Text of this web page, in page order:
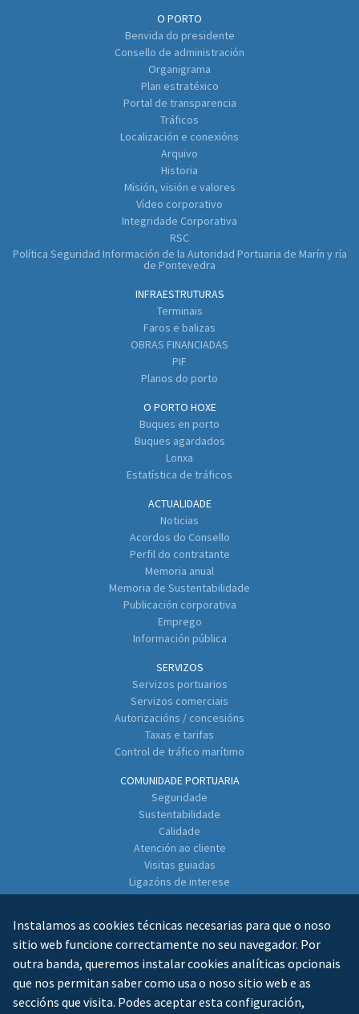
Instalamos as cookies técnicas necesarias para que o noso
sitio web funcione correctamente no seu navegador. Por
outra banda, queremos instalar cookies analíticas opcionais
que nos permitan saber como usa o noso sitio web e as
seccións que visita. Podes aceptar esta configuración,
O PORTO
Benvida do presidente
Consello de administración
Organigrama
Plan estratéxico
Portal de transparencia
Tráficos
Localización e conexións
Arquivo
Historia
Misión, visión e valores
Vídeo corporativo
Integridade Corporativa
RSC
Política Seguridad Información de la Autoridad Portuaria de Marín y ría
de Pontevedra
INFRAESTRUTURAS
Terminais
Faros e balizas
OBRAS FINANCIADAS
PIF
Planos do porto
O PORTO HOXE
Buques en porto
Buques agardados
Lonxa
Estatística de tráficos
ACTUALIDADE
Noticias
Acordos do Consello
Perfil do contratante
Memoria anual
Memoria de Sustentabilidade
Publicación corporativa
Emprego
Información pública
SERVIZOS
Servizos portuarios
Servizos comerciais
Autorizacións / concesións
Taxas e tarifas
Control de tráfico marítimo
COMUNIDADE PORTUARIA
Seguridade
Sustentabilidade
Calidade
Atención ao cliente
Visitas guiadas
Ligazóns de interese
Directorio de empresas
CONTACTO